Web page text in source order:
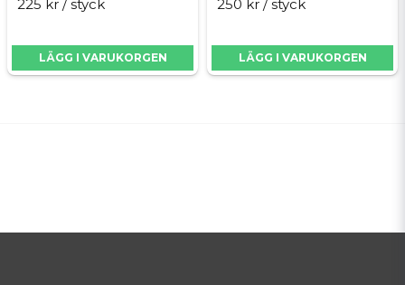
225 kr / styck
LÄGG I VARUKORGEN
250 kr / styck
LÄGG I VARUKORGEN